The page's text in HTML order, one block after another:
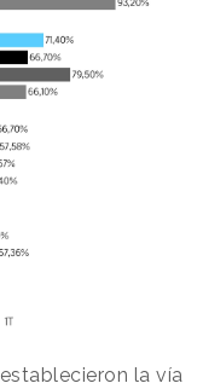
la vía